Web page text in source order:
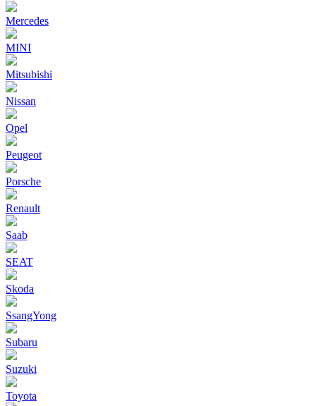
Mercedes
MINI
Mitsubishi
Nissan
Opel
Peugeot
Porsche
Renault
Saab
SEAT
Skoda
SsangYong
Subaru
Suzuki
Toyota